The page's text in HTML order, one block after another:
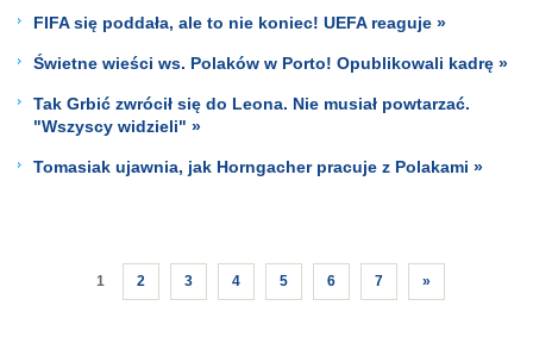
FIFA się poddała, ale to nie koniec! UEFA reaguje »
Świetne wieści ws. Polaków w Porto! Opublikowali kadrę »
Tak Grbić zwrócił się do Leona. Nie musiał powtarzać.
"Wszyscy widzieli" »
Tomasiak ujawnia, jak Horngacher pracuje z Polakami »
1 2 3 4 5 6 7 »